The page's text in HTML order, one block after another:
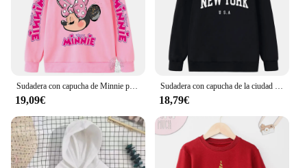
Sudadera con capucha de Minnie para niños y niñas, Top cálido para niños de 3 a 14 años, camisa deportiva para exteriores, otoño e invierno, 2023
19,09€
Sudadera con capucha de la ciudad americana de Nueva York para niños y niñas, sudadera con estampado de letras, Sudadera con capucha suelta informal Harajuku para niños
18,79€